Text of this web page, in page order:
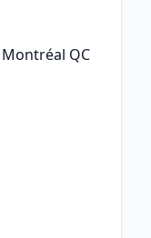
QC